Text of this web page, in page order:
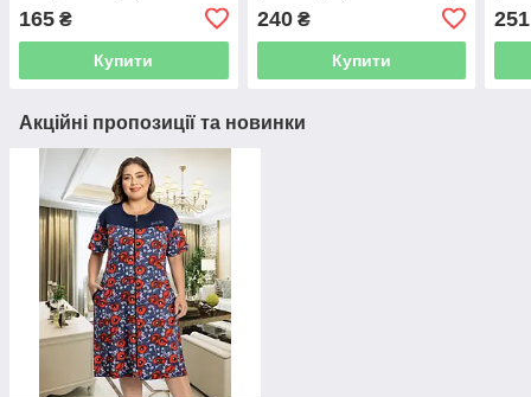
165 ₴
Купити
240₴
Купити
Акційні пропозиції та новинки